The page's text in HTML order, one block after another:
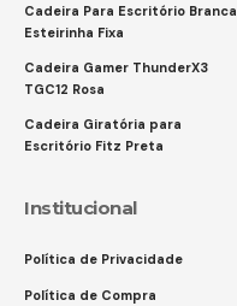
Cadeira Para Escritório Branca
Esteirinha Fixa
Cadeira Gamer ThunderX3
TGC12 Rosa
Cadeira Giratória para
Escritório Fitz Preta
Institucional
Política de Privacidade
Política de Compra